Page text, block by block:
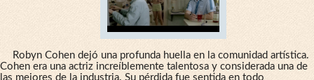
Robyn Cohen dejó una profunda huella en la comunidad artística.
Cohen era una actriz increíblemente talentosa y considerada una de
las mejores de la industria. Su pérdida fue sentida en todo